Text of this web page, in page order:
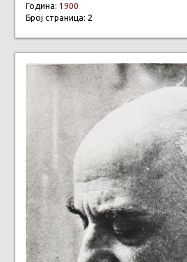
Година: 1900
Број страница: 2